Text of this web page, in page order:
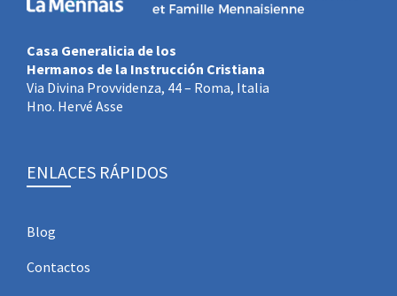
Casa Generalicia de los
Hermanos de la Instrucción Cristiana
Via Divina Provvidenza, 44 – Roma, Italia
Hno. Hervé Asse
ENLACES RÁPIDOS
Blog
Contactos